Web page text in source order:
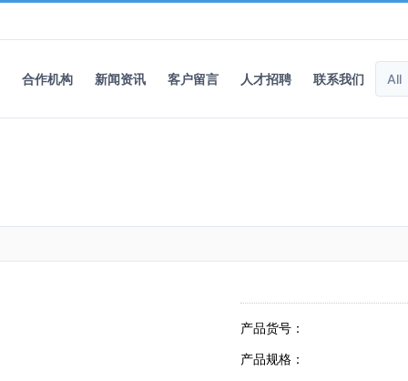
合作机构 新闻资讯 客户留言 人才招聘 联系我们
产品货号：
产品规格：